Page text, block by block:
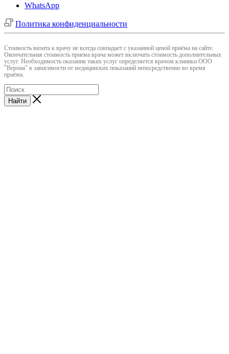
WhatsApp
Политика конфиденциальности
Cтоимость визита к врачу не всегда совпадает с указанной ценой приёма на сайте.
Окончательная стоимость приема врача может включать стоимость дополнительных
услуг. Необходимость оказания таких услуг определяется врачом клиники ООО
"Верона" в зависимости от медицинских показаний непосредственно во время
приёма.
Найти